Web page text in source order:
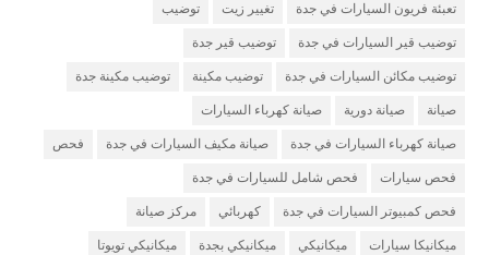
تعبئة فريون السيارات في جدة تغيير زيت توضيب
توضيب قير السيارات في جدة توضيب قير جدة
توضيب مكائن السيارات في جدة توضيب مكينة توضيب مكينة جدة
صيانة صيانة دورية صيانة كهرباء السيارات
صيانة كهرباء السيارات في جدة صيانة مكيف السيارات في جدة فحص
فحص سيارات فحص شامل للسيارات في جدة
فحص كمبيوتر السيارات في جدة كهربائي مركز صيانة
ميكانيكا سيارات ميكانيكي ميكانيكي بجدة ميكانيكي تويوتا